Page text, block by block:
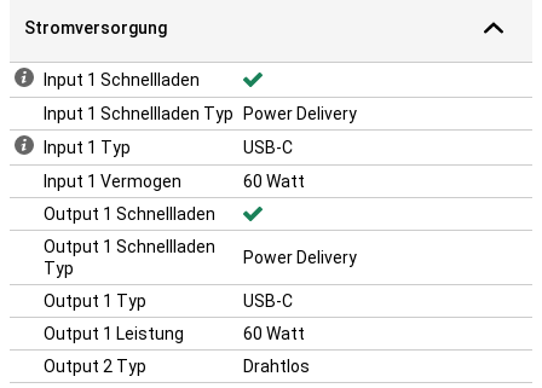
Stromversorgung
Input 1 Schnellladen
Input 1 Schnellladen Typ
Power Delivery
Input 1 Typ
USB-C
Input 1 Vermogen
60 Watt
Output 1 Schnellladen
Output 1 Schnellladen
Typ
Power Delivery
Output 1 Typ
USB-C
Output 1 Leistung
60 Watt
Output 2 Typ
Drahtlos